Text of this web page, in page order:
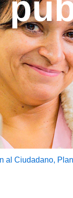
al Ciudadano,